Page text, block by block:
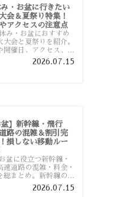
・お盆に行きたい
会＆夏祭り特集！
アクセスの注意点
み・お盆におすすめ
大会と夏祭りを紹介。
開催日、アクセス、混
行前に知っておきたい
かりやすく解説しま
2026.07.15
盆】新幹線・飛行
路の混雑＆割引完
損しない移動ルー
盆に役立つ新幹線・
速道路の混雑・料金・
総まとめ。新幹線の予
期料金、飛行機を安く
ツ、高速道路の休日割
2026.07.15